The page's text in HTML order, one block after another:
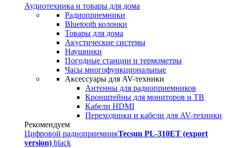
Аудиотехника и товары для дома
Радиоприемники
Bluetooth колонки
Товары для дома
Акустические системы
Наушники
Погодные станции и термометры
Часы многофункциональные
Аксессуары для AV-техники
Антенны для радиоприемников
Кронштейны для мониторов и ТВ
Кабели HDMI
Переходники и кабели для AV-техники
Рекомендуем
Цифровой радиоприемникTecsun PL-310ET (export
version) black